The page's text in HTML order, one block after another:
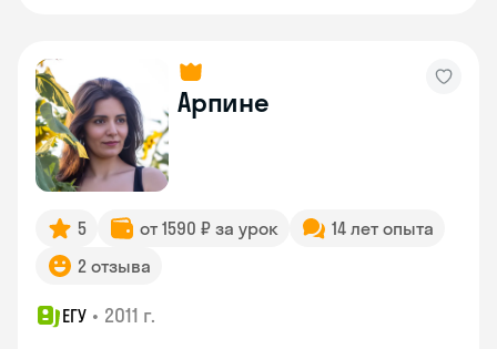
Арпине
5 от 1590 ₽ за урок
14 лет опыта
2 отзыва
ЕГУ • 2011 г.